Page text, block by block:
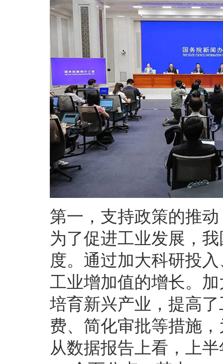
第一，支持政策的推动
为了促进工业发展，
度。通过加大科研投
工业增加值的增长。
培育新兴产业，提高
费、简化审批等措施
从数据报告上看，上